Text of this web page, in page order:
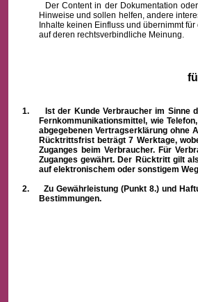
Der Content in der Dokumentation oder
Hinweise und sollen helfen, andere
Inhalte keinen Einfluss und übernimmt
auf deren rechtsverbindliche Meinung.
1.
Ist der Kunde Verbraucher im Sinne
Fernkommunikationsmittel, wie
abgegebenen Vertragserklärung ohne
Rücktrittsfrist beträgt 7 Werktage,
Zuganges beim Verbraucher. Für
Zuganges gewährt. Der Rücktritt gilt
auf elektronischem oder sonstigem
2.
Zu Gewährleistung (Punkt 8.) und
Bestimmungen.